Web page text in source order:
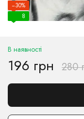
−30%
8
В наявності
196 грн 280